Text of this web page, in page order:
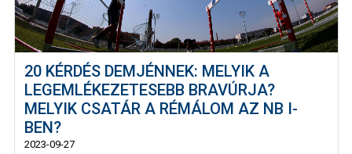
20 KÉRDÉS DEMJÉNNEK: MELYIK A
LEGEMLÉKEZETESEBB BRAVÚRJA?
MELYIK CSATÁR A RÉMÁLOM AZ NB I-
BEN?
2023-09-27